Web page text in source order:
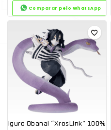
Comparar pelo WhatsApp
Iguro Obanai “XrosLink” 100%